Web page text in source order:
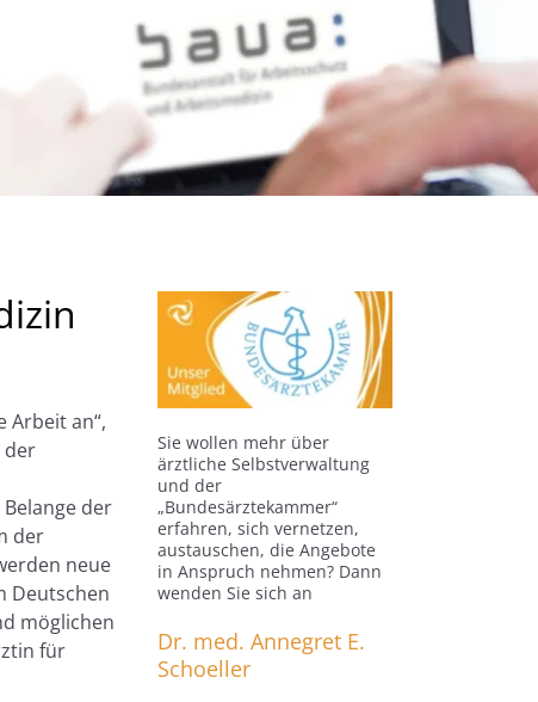
Arbeit an“,
der
der
der
neue
Deutschen
möglichen
für
Sie wollen mehr über
ärztliche Selbstverwaltung
und der
„Bundesärztekammer“
erfahren, sich vernetzen,
austauschen, die Angebote
in Anspruch nehmen? Dann
wenden Sie sich an
Dr. med. Annegret E.
Schoeller